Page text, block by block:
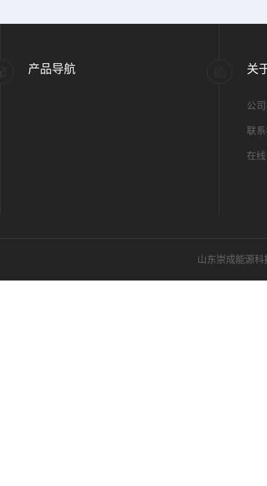
产品导航 关
公
联
在
山东崇成能源